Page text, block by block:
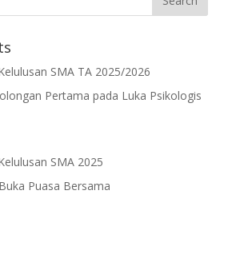
SMA TA 2025/2026
Pertama pada Luka Psikologis
SMA 2025
Puasa Bersama